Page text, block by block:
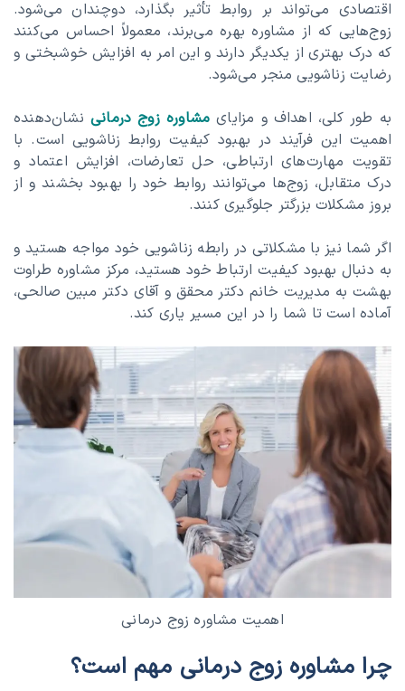
اقتصادی می‌تواند بر روابط تأثیر بگذارد، دوچندان می‌شود.
زوج‌هایی که از مشاوره بهره می‌برند، معمولاً احساس می‌کنند
که درک بهتری از یکدیگر دارند و این امر به افزایش خوشبختی و
رضایت زناشویی منجر می‌شود.
به طور کلی، اهداف و مزایای مشاوره زوج درمانی نشان‌دهنده
اهمیت این فرآیند در بهبود کیفیت روابط زناشویی است. با
تقویت مهارت‌های ارتباطی، حل تعارضات، افزایش اعتماد و
درک متقابل، زوج‌ها می‌توانند روابط خود را بهبود بخشند و از
بروز مشکلات بزرگتر جلوگیری کنند.
اگر شما نیز با مشکلاتی در رابطه زناشویی خود مواجه هستید و
به دنبال بهبود کیفیت ارتباط خود هستید، مرکز مشاوره طراوت
بهشت به مدیریت خانم دکتر محقق و آقای دکتر مبین صالحی،
آماده است تا شما را در این مسیر یاری کند.
اهمیت مشاوره زوج درمانی
چرا مشاوره زوج درمانی مهم است؟